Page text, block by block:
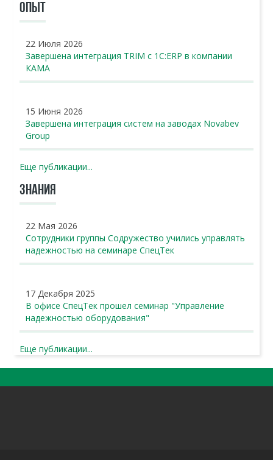
ОПЫТ
22 Июля 2026
Завершена интеграция TRIM с 1С:ERP в компании
КАМА
15 Июня 2026
Завершена интеграция систем на заводах Novabev
Group
Еще публикации...
ЗНАНИЯ
22 Мая 2026
Сотрудники группы Содружество учились управлять
надежностью на семинаре СпецТек
17 Декабря 2025
В офисе СпецТек прошел семинар "Управление
надежностью оборудования"
Еще публикации...